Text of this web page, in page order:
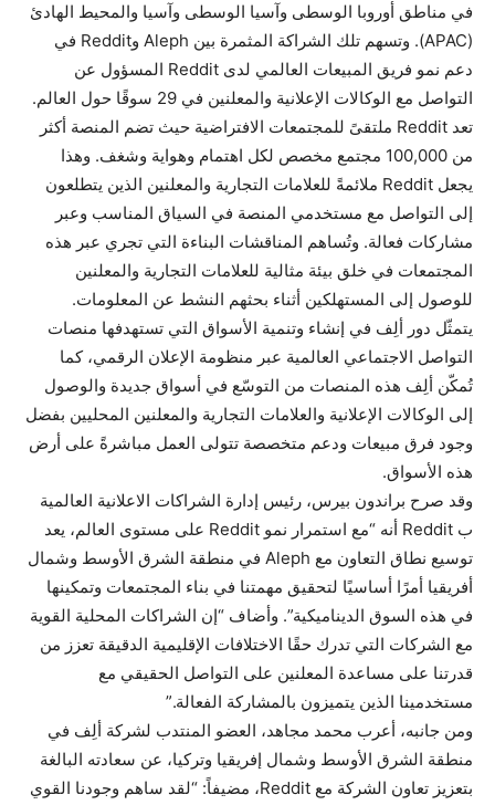
في مناطق أوروبا الوسطى وآسيا الوسطى وآسيا والمحيط الهادئ
(APAC). وتسهم تلك الشراكة المثمرة بين Aleph وReddit في
دعم نمو فريق المبيعات العالمي لدى Reddit المسؤول عن
التواصل مع الوكالات الإعلانية والمعلنين في 29 سوقًا حول العالم.
تعد Reddit ملتقىً للمجتمعات الافتراضية حيث تضم المنصة أكثر
من 100,000 مجتمع مخصص لكل اهتمام وهواية وشغف. وهذا
يجعل Reddit ملائمةً للعلامات التجارية والمعلنين الذين يتطلعون
إلى التواصل مع مستخدمي المنصة في السياق المناسب وعبر
مشاركات فعالة. وتُساهم المناقشات البناءة التي تجري عبر هذه
المجتمعات في خلق بيئة مثالية للعلامات التجارية والمعلنين
للوصول إلى المستهلكين أثناء بحثهم النشط عن المعلومات.
يتمثّل دور ألِف في إنشاء وتنمية الأسواق التي تستهدفها منصات
التواصل الاجتماعي العالمية عبر منظومة الإعلان الرقمي، كما
تُمكّن ألِف هذه المنصات من التوسّع في أسواق جديدة والوصول
إلى الوكالات الإعلانية والعلامات التجارية والمعلنين المحليين بفضل
وجود فرق مبيعات ودعم متخصصة تتولى العمل مباشرةً على أرض
هذه الأسواق.
وقد صرح براندون بيرس، رئيس إدارة الشراكات الاعلانية العالمية
ب Reddit أنه “مع استمرار نمو Reddit على مستوى العالم، يعد
توسيع نطاق التعاون مع Aleph في منطقة الشرق الأوسط وشمال
أفريقيا أمرًا أساسيًا لتحقيق مهمتنا في بناء المجتمعات وتمكينها
في هذه السوق الديناميكية”. وأضاف “إن الشراكات المحلية القوية
مع الشركات التي تدرك حقًا الاختلافات الإقليمية الدقيقة تعزز من
قدرتنا على مساعدة المعلنين على التواصل الحقيقي مع
مستخدمينا الذين يتميزون بالمشاركة الفعالة.”
ومن جانبه، أعرب محمد مجاهد، العضو المنتدب لشركة ألِف في
منطقة الشرق الأوسط وشمال إفريقيا وتركيا، عن سعادته البالغة
بتعزيز تعاون الشركة مع Reddit، مضيفاً: “لقد ساهم وجودنا القوي